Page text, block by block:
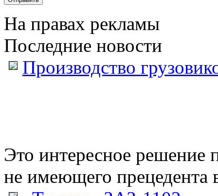
На правах рекламы
Последние новости
Производство
Это интересное решение
не имеющего прецедента